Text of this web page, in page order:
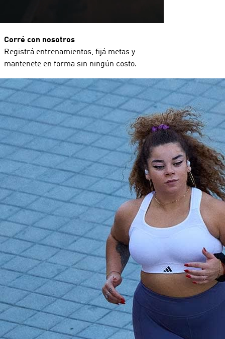
Corré con nosotros
Registrá entrenamientos, fijá metas y
mantenete en forma sin ningún costo.